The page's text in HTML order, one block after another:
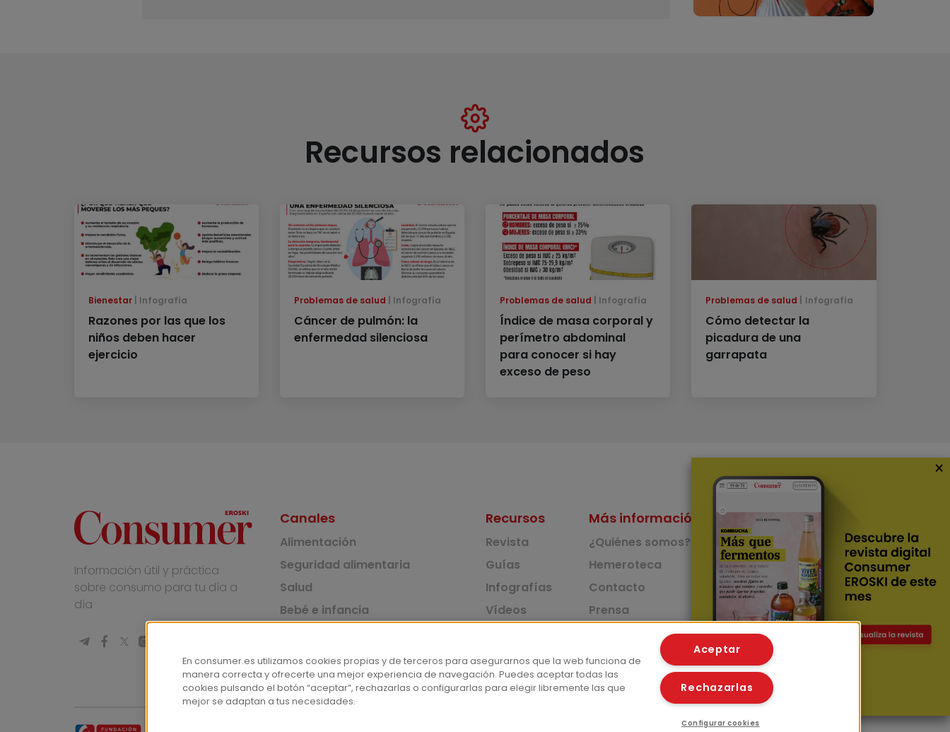
Recursos relacionados
Bienestar Infografía
Razones por las que los
niños deben hacer
ejercicio
Problemas de salud Infografía
Cáncer de pulmón: la
enfermedad silenciosa
Problemas de salud Infografía
Índice de masa corporal y
perímetro abdominal
para conocer si hay
exceso de peso
Problemas de salud Infografía
Cómo detectar la
picadura de una
garrapata
Información útil y práctica
sobre consumo para tu día a
día
Canales
Alimentación
Seguridad alimentaria
Salud
Bebé e infancia
Sociedad y consumo
Mascotas
Recursos
Revista
Guías
Infografías
Vídeos
Más información
¿Quiénes somos?
Hemeroteca
Contacto
Prensa
Corpus Lingüístico
Nuestras Apps
App de recetas
App del Camino de
Santiago
×
En consumer.es utilizamos cookies propias y de terceros para asegurarnos que la web funciona de
manera correcta y ofrecerte una mejor experiencia de navegación. Puedes aceptar todas las
cookies pulsando el botón “aceptar”, rechazarlas o configurarlas para elegir libremente las que
mejor se adaptan a tus necesidades.
Aceptar
Rechazarlas
Configurar cookies